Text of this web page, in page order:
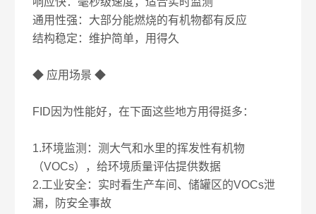
通用性强：大部分能燃烧的有机物都有反应
结构稳定：维护简单，用得久
◆ 应用场景 ◆
FID因为性能好，在下面这些地方用得挺多：
1.环境监测：测大气和水里的挥发性有机物
（VOCs），给环境质量评估提供数据
2.工业安全：实时看生产车间、储罐区的VOCs泄
漏，防安全事故